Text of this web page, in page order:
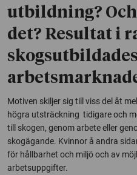
utbildning?
det? Resultat i
Motiven skiljer sig till viss del åt
högra utsträckning tidigare och
till skogen, genom arbete eller
skogägande. Kvinnor å andra
för hållbarhet och miljö och av
arbetsuppgifter.